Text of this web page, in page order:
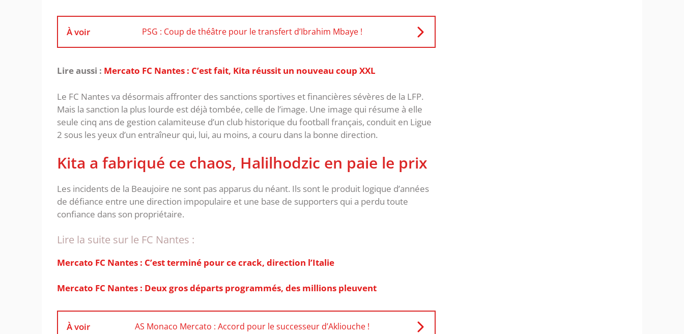
À voir PSG : Coup de théâtre pour le transfert d’Ibrahim Mbaye !
Lire aussi : Mercato FC Nantes : C’est fait, Kita réussit un nouveau coup XXL
‎Le FC Nantes va désormais affronter des sanctions sportives et financières sévères de la LFP.
Mais la sanction la plus lourde est déjà tombée, celle de l’image. Une image qui résume à elle
seule cinq ans de gestion calamiteuse d’un club historique du football français, conduit en Ligue
2 sous les yeux d’un entraîneur qui, lui, au moins, a couru dans la bonne direction.
Kita a fabriqué ce chaos, Halilhodzic en paie le prix
Les incidents de la Beaujoire ne sont pas apparus du néant. Ils sont le produit logique d’années
de défiance entre une direction impopulaire et une base de supporters qui a perdu toute
confiance dans son propriétaire.
Lire la suite sur le FC Nantes :
Mercato FC Nantes : C’est terminé pour ce crack, direction l’Italie
Mercato FC Nantes : Deux gros départs programmés, des millions pleuvent
À voir AS Monaco Mercato : Accord pour le successeur d’Akliouche !